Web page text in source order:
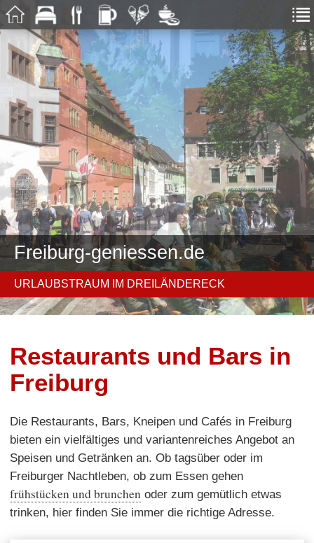
Freiburg-geniessen.de
URLAUBSTRAUM IM DREILÄNDERECK
Restaurants und Bars in
Freiburg
Die Restaurants, Bars, Kneipen und Cafés in Freiburg
bieten ein vielfältiges und variantenreiches Angebot an
Speisen und Getränken an. Ob tagsüber oder im
Freiburger Nachtleben, ob zum Essen gehen
frühstücken und brunchen oder zum gemütlich etwas
trinken, hier finden Sie immer die richtige Adresse.